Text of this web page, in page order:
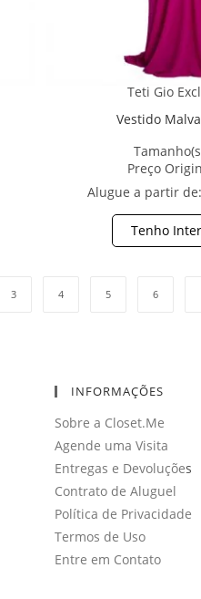
Teti Gio
Vestido
Preço
Alugue a partir de:
Tenho
3 4 5 6
INFORMAÇÕES
Sobre a Closet.Me
Agende uma Visita
Entregas e Devoluções
Contrato de Aluguel
Política de Privacidade
Termos de Uso
Entre em Contato